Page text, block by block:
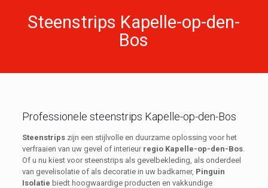
Steenstrips Kapelle-op-den-
Bos
Professionele steenstrips Kapelle-op-den-Bos
Steenstripszijn een stijlvolle en duurzame oplossing voor het
verfraaien van uw gevel of interieur regio Kapelle-op-den-Bos.
Of u nu kiest voor steenstrips als gevelbekleding, als onderdeel
van gevelisolatie of als decoratie in uw badkamer, Pinguin
Isolatie biedt hoogwaardige producten en vakkundige